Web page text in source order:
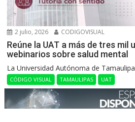
2 julio, 2026 CODIGOVISUAL
Reúne la UAT a más de tres mil
webinarios sobre salud mental
La Universidad Autónoma de
CÓDIGO VISUAL TAMAULIPAS UAT